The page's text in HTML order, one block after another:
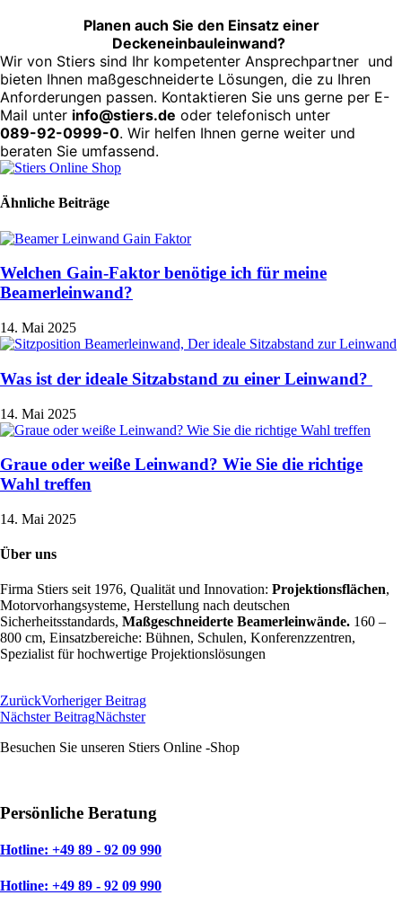
Planen auch Sie den Einsatz einer
Deckeneinbauleinwand?
Wir von Stiers sind Ihr kompetenter Ansprechpartner und
bieten Ihnen maßgeschneiderte Lösungen, die zu Ihren
Anforderungen passen. Kontaktieren Sie uns gerne per E-
Mail unter info@stiers.de oder telefonisch unter
089-92-0999-0. Wir helfen Ihnen gerne weiter und
beraten Sie umfassend.
Ähnliche Beiträge
Welchen Gain-Faktor benötige ich für meine
Beamerleinwand?
14. Mai 2025
Was ist der ideale Sitzabstand zu einer Leinwand?
14. Mai 2025
Graue oder weiße Leinwand? Wie Sie die richtige
Wahl treffen
14. Mai 2025
Über uns
Firma Stiers seit 1976, Qualität und Innovation: Projektionsflächen,
Motorvorhangsysteme, Herstellung nach deutschen
Sicherheitsstandards, Maßgeschneiderte Beamerleinwände. 160 –
800 cm, Einsatzbereiche: Bühnen, Schulen, Konferenzzentren,
Spezialist für hochwertige Projektionslösungen
ZurückVorheriger Beitrag
Nächster BeitragNächster
Besuchen Sie unseren Stiers Online -Shop
Persönliche Beratung
Hotline: +49 89 - 92 09 990
Hotline: +49 89 - 92 09 990